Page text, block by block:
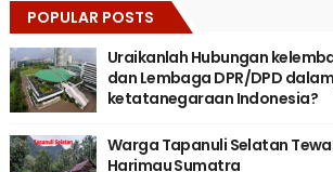
POPULAR POSTS
Uraikanlah Hubungan
dan Lembaga DPR/DPD
ketatanegaraan Indonesia?
Warga Tapanuli Selatan
Harimau Sumatra